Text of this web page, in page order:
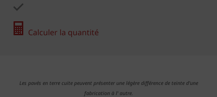
Calculer la quantité
Les pavés en terre cuite peuvent présenter une légère différence de teinte d'une
fabrication à l' autre.